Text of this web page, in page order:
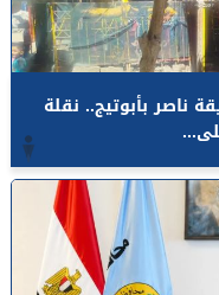
حديقة ناصر بأبوتيج.. نقلة